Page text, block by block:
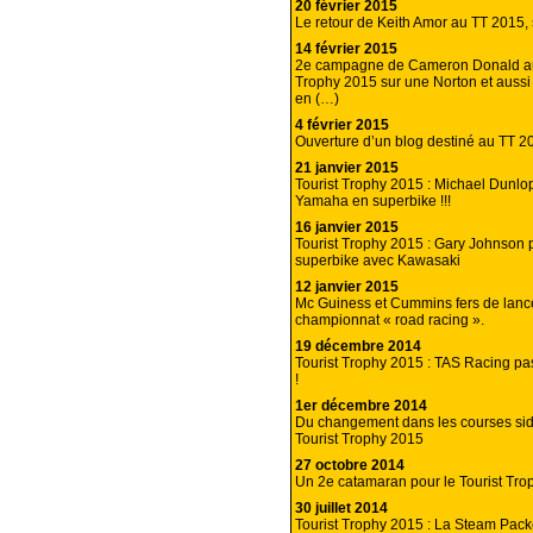
20 février 2015
Le retour de Keith Amor au TT 2015,
14 février 2015
2e campagne de Cameron Donald
Trophy 2015 sur une Norton et
en (…)
4 février 2015
Ouverture d’un blog destiné au TT
21 janvier 2015
Tourist Trophy 2015 : Michael
Yamaha en superbike !!!
16 janvier 2015
Tourist Trophy 2015 : Gary Johnson
superbike avec Kawasaki
12 janvier 2015
Mc Guiness et Cummins fers de
championnat « road racing ».
19 décembre 2014
Tourist Trophy 2015 : TAS Racing
!
1er décembre 2014
Du changement dans les courses
Tourist Trophy 2015
27 octobre 2014
Un 2e catamaran pour le Tourist
30 juillet 2014
Tourist Trophy 2015 : La Steam